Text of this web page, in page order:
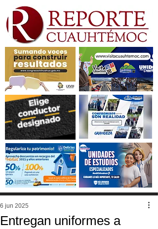
Entregan uniformes a
6 jun 2025